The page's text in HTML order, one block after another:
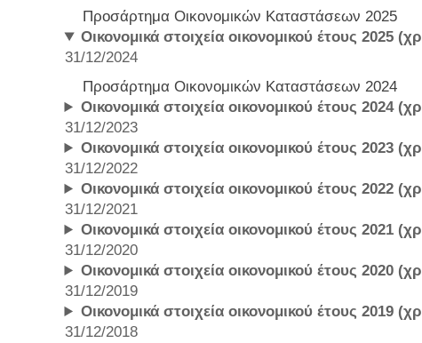
Προσάρτημα Οικονομικών Καταστάσεων 2025
Οικονομικά στοιχεία οικονομικού έτους 2025
31/12/2024
Προσάρτημα Οικονομικών Καταστάσεων 2024
Οικονομικά στοιχεία οικονομικού έτους 2024
31/12/2023
Οικονομικά στοιχεία οικονομικού έτους 2023
31/12/2022
Οικονομικά στοιχεία οικονομικού έτους 2022
31/12/2021
Οικονομικά στοιχεία οικονομικού έτους 2021
31/12/2020
Οικονομικά στοιχεία οικονομικού έτους 2020
31/12/2019
Οικονομικά στοιχεία οικονομικού έτους 2019
31/12/2018